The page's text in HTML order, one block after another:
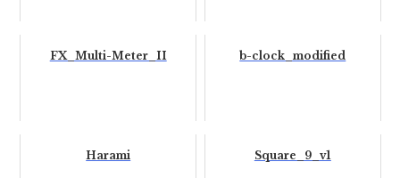
FX_Multi-Meter_II b-clock_modified
Harami Square_9_v1